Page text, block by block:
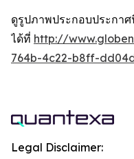
ดูรูปภาพประกอบประกา
ได้ที่ http://
764b-4c22-b8ff-
Legal Disclaimer: